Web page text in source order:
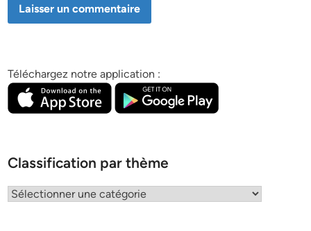
Téléchargez notre application :
Classification par thème
Classification